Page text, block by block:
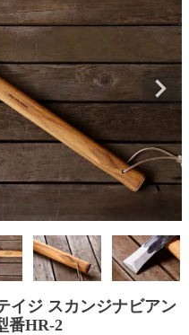
イジ スカンジナビアン
番HR-2